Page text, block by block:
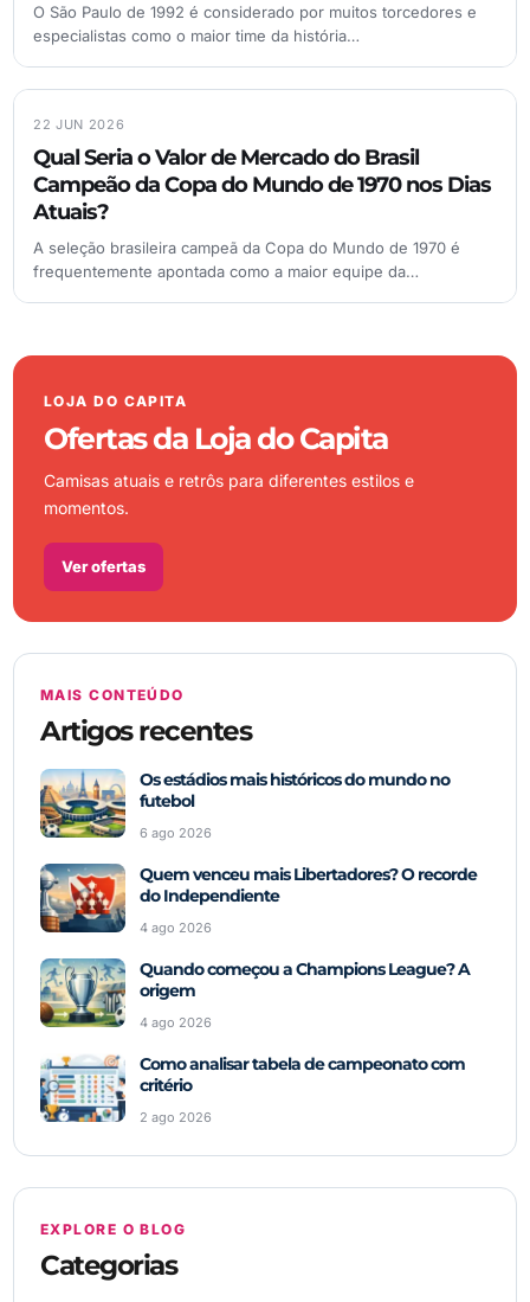
O São Paulo de 1992 é considerado por muitos torcedores e
especialistas como o maior time da história…
22 JUN 2026
Qual Seria o Valor de Mercado do Brasil
Campeão da Copa do Mundo de 1970 nos Dias
Atuais?
A seleção brasileira campeã da Copa do Mundo de 1970 é
frequentemente apontada como a maior equipe da…
LOJA DO CAPITA
Ofertas da Loja do Capita
Camisas atuais e retrôs para diferentes estilos e
momentos.
Ver ofertas
MAIS CONTEÚDO
Artigos recentes
Os estádios mais históricos do mundo no
futebol
6 ago 2026
Quem venceu mais Libertadores? O recorde
do Independiente
4 ago 2026
Quando começou a Champions League? A
origem
4 ago 2026
Como analisar tabela de campeonato com
critério
2 ago 2026
EXPLORE O BLOG
Categorias